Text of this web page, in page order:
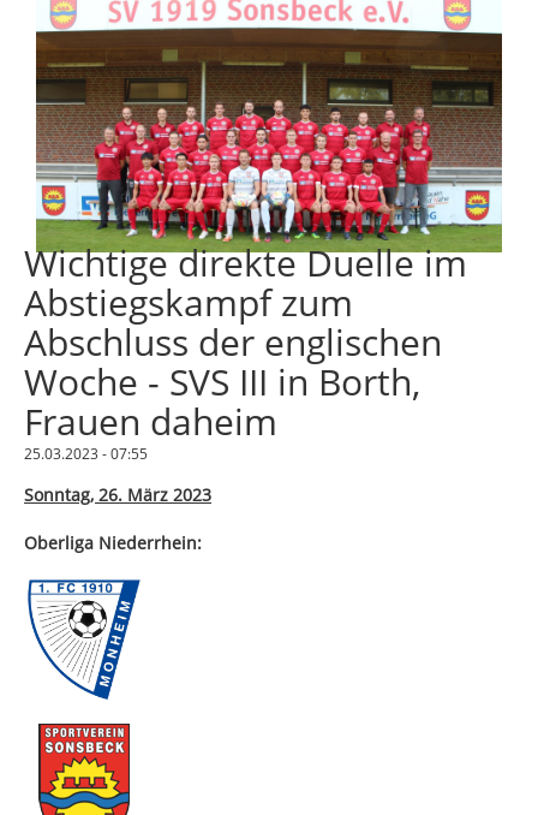
Wichtige direkte Duelle im
Abstiegskampf zum
Abschluss der englischen
Woche - SVS III in Borth,
Frauen daheim
25.03.2023 - 07:55
Sonntag, 26. März 2023
Oberliga Niederrhein: